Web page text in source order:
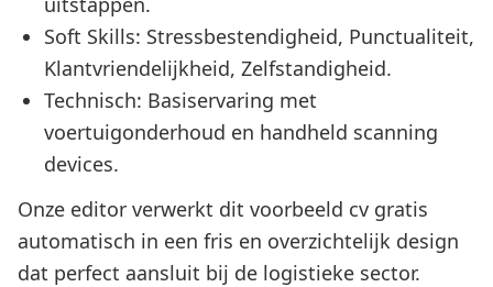
Soft Skills: Stressbestendigheid, Punctualiteit,
Klantvriendelijkheid, Zelfstandigheid.
Technisch: Basiservaring met
voertuigonderhoud en handheld scanning
devices.
Onze editor verwerkt dit voorbeeld cv gratis
automatisch in een fris en overzichtelijk design
dat perfect aansluit bij de logistieke sector.